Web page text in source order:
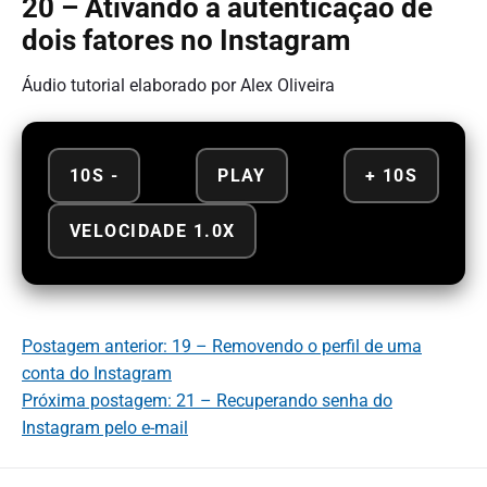
20 – Ativando a autenticação de
dois fatores no Instagram
Áudio tutorial elaborado por Alex Oliveira
10S - PLAY + 10S
VELOCIDADE 1.0X
Postagem anterior: 19 – Removendo o perfil de uma
conta do Instagram
Próxima postagem: 21 – Recuperando senha do
Instagram pelo e-mail